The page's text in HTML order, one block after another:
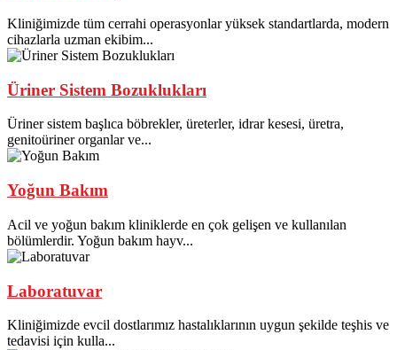
Kliniğimizde tüm cerrahi operasyonlar yüksek standartlarda, modern
cihazlarla uzman ekibim...
Üriner Sistem Bozuklukları
Üriner sistem başlıca böbrekler, üreterler, idrar kesesi, üretra,
genitoüriner organlar ve...
Yoğun Bakım
Acil ve yoğun bakım kliniklerde en çok gelişen ve kullanılan
bölümlerdir. Yoğun bakım hayv...
Laboratuvar
Kliniğimizde evcil dostlarımız hastalıklarının uygun şekilde teşhis ve
tedavisi için kulla...